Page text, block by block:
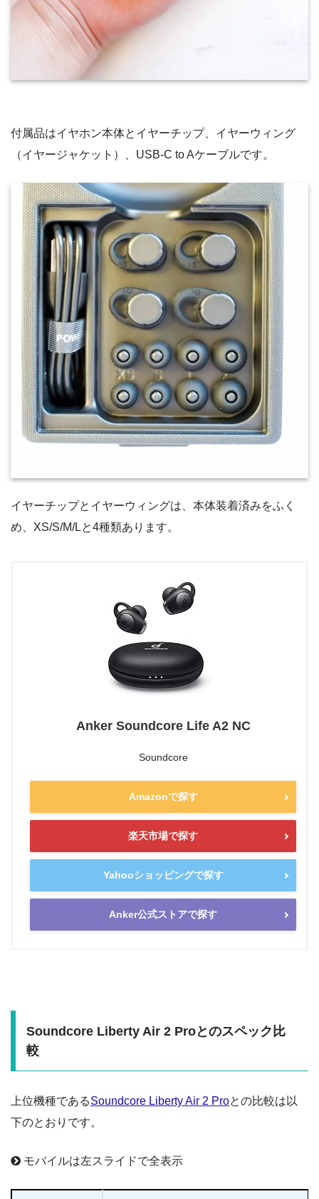
付属品はイヤホン本体とイヤーチップ、イヤーウィング
（イヤージャケット）、USB-C to Aケーブルです。
イヤーチップとイヤーウィングは、本体装着済みをふく
め、XS/S/M/Lと4種類あります。
Anker Soundcore Life A2 NC
Soundcore
Amazonで探す
楽天市場で探す
Yahooショッピングで探す
Anker公式ストアで探す
Soundcore Liberty Air 2 Proとのスペック比
較
上位機種であるSoundcore Liberty Air 2 Proとの比較は以
下のとおりです。
モバイルは左スライドで全表示